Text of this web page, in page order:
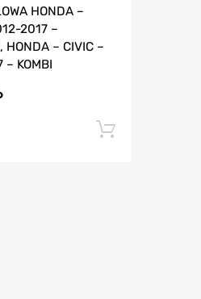
HONDA –
2017 –
HONDA – CIVIC –
– KOMBI